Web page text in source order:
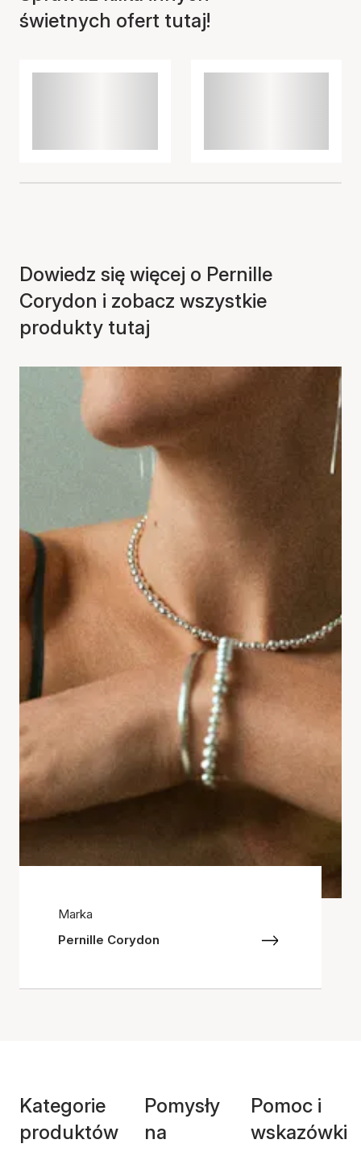
świetnych ofert tutaj!
Dowiedz się więcej o Pernille
Corydon i zobacz wszystkie
produkty tutaj
Marka
Pernille Corydon
Kategorie
produktów
Pomysły
na
Pomoc i
wskazówki